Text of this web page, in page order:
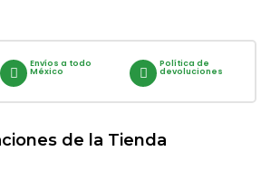
Envíos a todo
México
Política de
devoluciones
de la Tienda